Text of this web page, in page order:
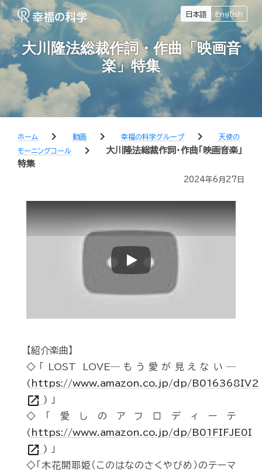
日本語 English
大川隆法総裁作詞・作曲「映画音
楽」特集
ホーム chevron_right 動画 chevron_right 幸福の科学グループ chevron_right
天使の
モーニングコール
chevron_right
大川隆法総裁作詞・作曲「映画音楽」
特集
2024年6月27日
Play
【紹介楽曲】
◇「LOST LOVE―もう愛が見えない―
( https://www.amazon.co.jp/dp/B016368IV2
open_in_new ) 」
◇「愛しのアフロディーテ
( https://www.amazon.co.jp/dp/B01FIFJE0I
open_in_new ) 」
◇「木花開耶姫（このはなのさくやびめ）のテーマ